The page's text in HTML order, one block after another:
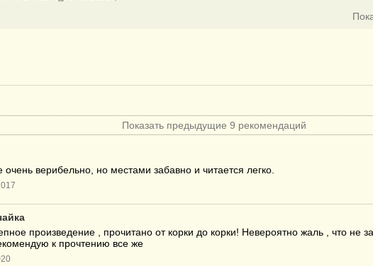
Показать предыдущие 9 рекомендаций
верибельно, но местами забавно и читается легко.
произведение , прочитано от корки до корки! Невероятно жаль , что не
к прочтению все же